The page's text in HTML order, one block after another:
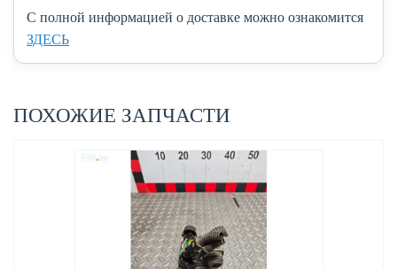
C полной информацией о доставке можно ознакомится
ЗДЕСЬ
ПОХОЖИЕ ЗАПЧАСТИ